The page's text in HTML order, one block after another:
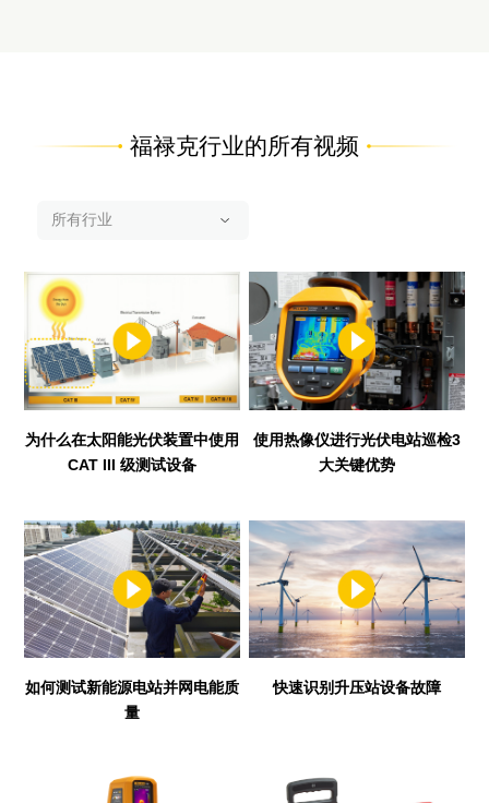
福禄克行业的所有视频
为什么在太阳能光伏装置中使用
CAT III 级测试设备
使用热像仪进行光伏电站巡检3
大关键优势
如何测试新能源电站并网电能质
量
快速识别升压站设备故障